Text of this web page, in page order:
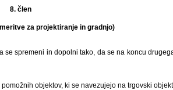
8. člen
za projektiranje in gradnjo)
se spremeni in dopolni tako, da se na koncu
objektov, ki se navezujejo na trgovski